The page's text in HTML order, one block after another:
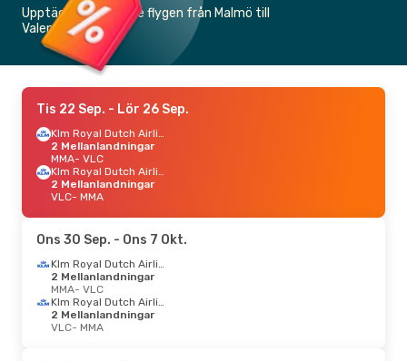
Upptäck de billigaste flygen från Malmö till
Valencia
Tis 22 Sep. - Lör 26 Sep.
Klm Royal Dutch Airlines
2 Mellanlandningar
MMA- VLC
Klm Royal Dutch Airlines
2 Mellanlandningar
VLC- MMA
Ons 30 Sep. - Ons 7 Okt.
Klm Royal Dutch Airlines
2 Mellanlandningar
MMA- VLC
Klm Royal Dutch Airlines
2 Mellanlandningar
VLC- MMA